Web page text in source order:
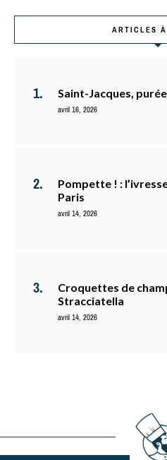
ARTICLES
Saint-Jacques,
avril 16, 2026
Pompette ! :
Paris
avril 14, 2026
Croquettes de
Stracciatella
avril 14, 2026